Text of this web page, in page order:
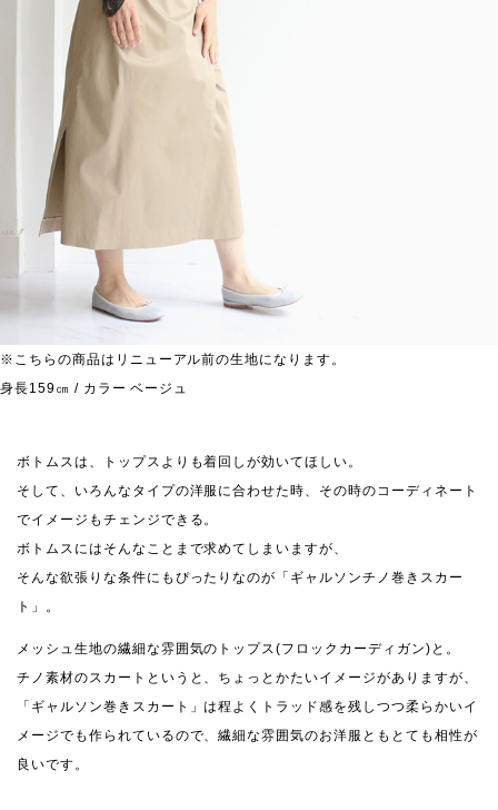
※こちらの商品はリニューアル前の生地になります。
身長159㎝ / カラー ベージュ
ボトムスは、トップスよりも着回しが効いてほしい。
そして、いろんなタイプの洋服に合わせた時、その時のコーディネート
でイメージもチェンジできる。
ボトムスにはそんなことまで求めてしまいますが、
そんな欲張りな条件にもぴったりなのが「ギャルソンチノ巻きスカー
ト」。
メッシュ生地の繊細な雰囲気のトップス(フロックカーディガン)と。
チノ素材のスカートというと、ちょっとかたいイメージがありますが、
「ギャルソン巻きスカート」は程よくトラッド感を残しつつ柔らかいイ
メージでも作られているので、繊細な雰囲気のお洋服ともとても相性が
良いです。